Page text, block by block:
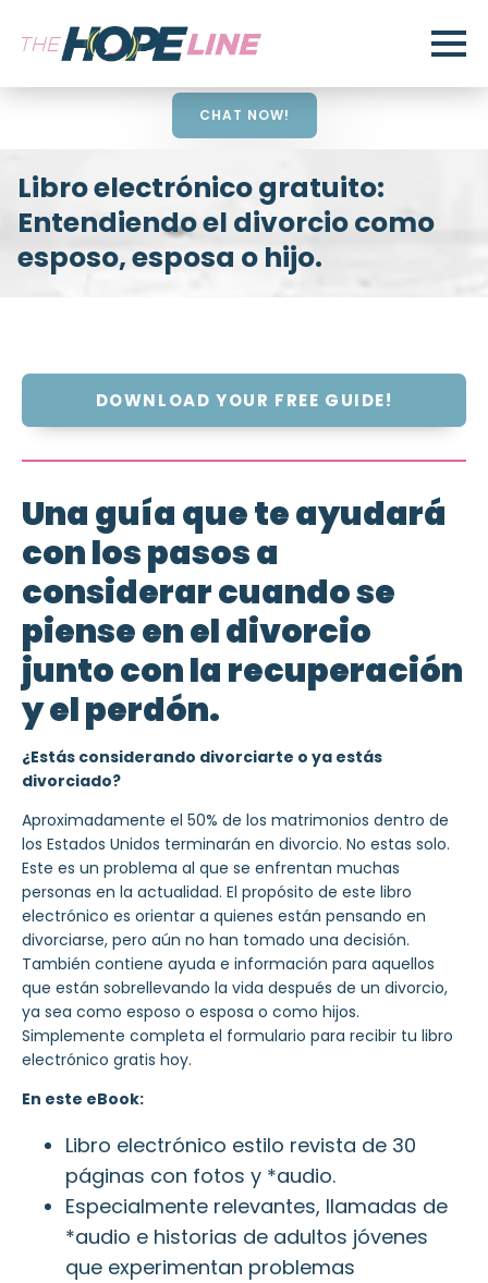
CHAT NOW!
Libro electrónico gratuito:
Entendiendo el divorcio como
esposo, esposa o hijo.
DOWNLOAD YOUR FREE GUIDE!
Una guía que te ayudará
con los pasos a
considerar cuando se
piense en el divorcio
junto con la recuperación
y el perdón.
¿Estás considerando divorciarte o ya estás
divorciado?
Aproximadamente el 50% de los matrimonios dentro de
los Estados Unidos terminarán en divorcio. No estas solo.
Este es un problema al que se enfrentan muchas
personas en la actualidad. El propósito de este libro
electrónico es orientar a quienes están pensando en
divorciarse, pero aún no han tomado una decisión.
También contiene ayuda e información para aquellos
que están sobrellevando la vida después de un divorcio,
ya sea como esposo o esposa o como hijos.
Simplemente completa el formulario para recibir tu libro
electrónico gratis hoy.
En este eBook:
Libro electrónico estilo revista de 30
páginas con fotos y *audio.
Especialmente relevantes, llamadas de
*audio e historias de adultos jóvenes
que experimentan problemas